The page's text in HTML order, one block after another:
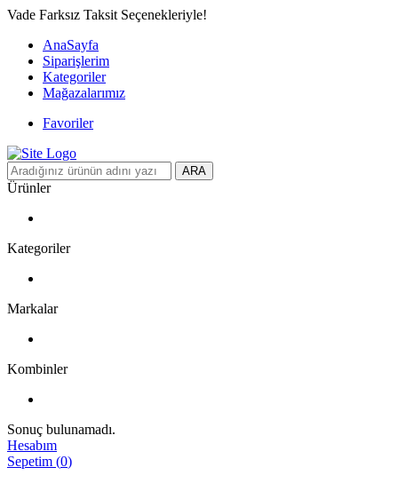
Vade Farksız Taksit Seçenekleriyle!
AnaSayfa
Siparişlerim
Kategoriler
Mağazalarımız
Favoriler
ARA
Ürünler
Kategoriler
Markalar
Kombinler
Sonuç bulunamadı.
Hesabım
Sepetim (0)